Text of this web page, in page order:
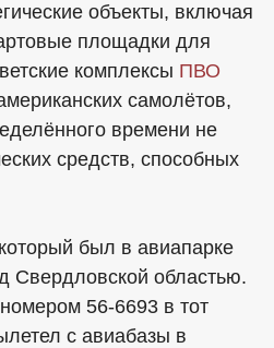
объекты, включая
площадки для
комплексы ПВО
самолётов,
времени не
средств, способных
был в авиапарке
Свердловской областью.
56-6693 в тот
с авиабазы в